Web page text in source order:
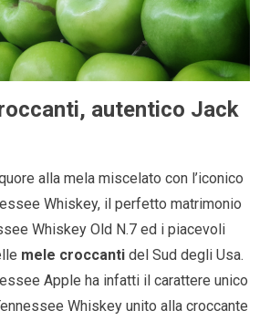
autentico Jack
alla mela miscelato con l’iconico
Whiskey, il perfetto matrimonio
Whiskey Old N.7 ed i piacevoli
mele croccanti del Sud degli Usa.
Apple ha infatti il carattere unico
Whiskey unito alla croccante